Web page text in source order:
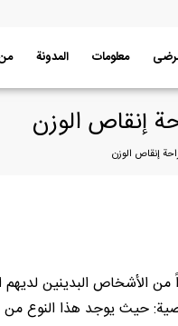
معلومات المدونة
قليلة جداً من الأشخاص
حريرات زائدة؛ 2) أمراض مستعصية: